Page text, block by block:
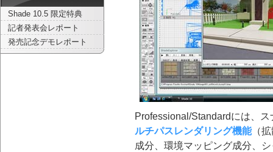
Shade 10.5 限定特典
記者発表会レポート
発売記念デモレポート
Professional/Standardには、
ルチパスレンダリング機能（
成分、環境マッピング成分、